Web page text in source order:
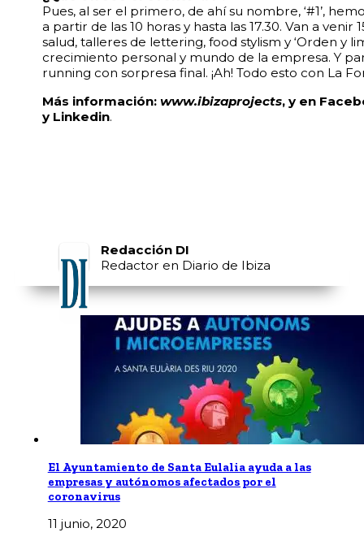
Pues, al ser el primero, de ahí su nombre, ‘#1’,
a partir de las 10 horas y hasta las 17.30. Van a
salud, talleres de lettering, food stylism y ‘Orden y
crecimiento personal y mundo de la empresa. Y
running con sorpresa final. ¡Ah! Todo esto con La
Más información: www.ibizaprojects, y en
y Linkedin.
Redacción DI
Redactor en Diario de Ibiza
El Ayuntamiento de Santa Eulalia ayuda a las
empresas y autónomos afectados por el
coronavirus
11 junio, 2020